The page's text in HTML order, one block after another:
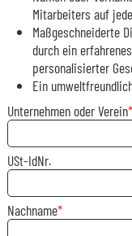
Mitarbeiters auf
Maßgeschneiderte
durch ein
personalisierter
Ein
Unternehmen oder Verein
USt-IdNr.
Nachname